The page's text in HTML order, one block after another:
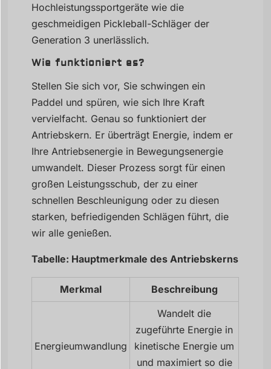
Hochleistungssportgeräte wie die
geschmeidigen Pickleball-Schläger der
Generation 3 unerlässlich.
Wie funktioniert es?
Stellen Sie sich vor, Sie schwingen ein
Paddel und spüren, wie sich Ihre Kraft
vervielfacht. Genau so funktioniert der
Antriebskern. Er überträgt Energie, indem er
Ihre Antriebsenergie in Bewegungsenergie
umwandelt. Dieser Prozess sorgt für einen
großen Leistungsschub, der zu einer
schnellen Beschleunigung oder zu diesen
starken, befriedigenden Schlägen führt, die
wir alle genießen.
Tabelle: Hauptmerkmale des Antriebskerns
Merkmal Beschreibung
Energieumwandlung
Wandelt die
zugeführte Energie in
kinetische Energie um
und maximiert so die